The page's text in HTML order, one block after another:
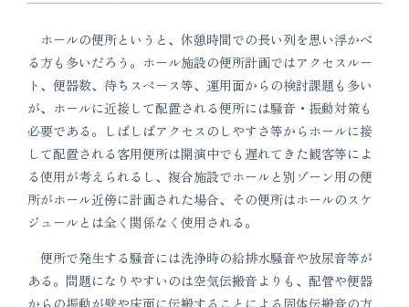
ホールの便所というと、休憩時間での長い列を思い浮かべ
る方も多いだろう。ホール施設の便所計画ではアクセスルー
ト、便器数、待ちスペース等、運用面からの検討課題も多い
が、ホールに近接して配置される便所には騒音・振動対策も
必要である。しばしばアクセスのしやすさ等からホールに接
して配置される客用便所は開演中でも遅れてきた観客等によ
る使用が考えられるし、複合施設でホールと別ゾーン用の便
所がホール近傍に計画された場合、その便所はホールのスケ
ジュールとは全く関係なく使用される。
便所で発生する騒音には洗浄時の給排水騒音や放尿音等が
ある。問題になりやすいのは空気伝搬音よりも、配管や便器